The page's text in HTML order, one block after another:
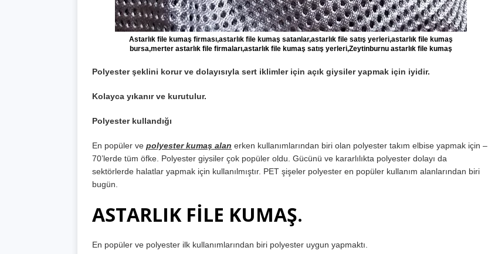
Astarlık file kumaş firması,astarlık file kumaş satanlar,astarlık file satış yerleri,astarlık file kumaş
bursa,merter astarlık file firmaları,astarlık file kumaş satış yerleri,Zeytinburnu astarlık file kumaş
Polyester şeklini korur ve dolayısıyla sert iklimler için açık giysiler yapmak için iyidir.
Kolayca yıkanır ve kurutulur.
Polyester kullandığı
En popüler ve polyester kumaş alan erken kullanımlarından biri olan polyester takım elbise yapmak için –
70’lerde tüm öfke. Polyester giysiler çok popüler oldu. Gücünü ve kararlılıkta polyester dolayı da
sektörlerde halatlar yapmak için kullanılmıştır. PET şişeler polyester en popüler kullanım alanlarından biri
bugün.
ASTARLIK FİLE KUMAŞ.
En popüler ve polyester ilk kullanımlarından biri polyester uygun yapmaktı.